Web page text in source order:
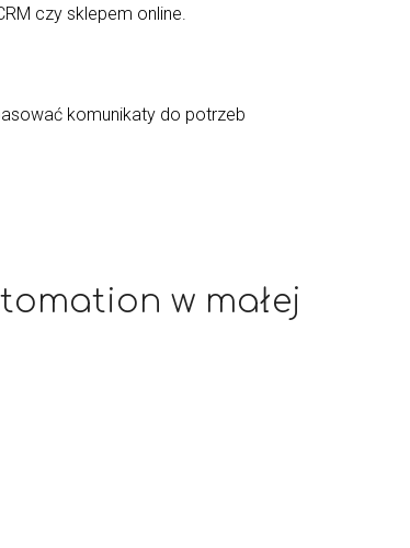
czy sklepem online.
komunikaty do potrzeb
w małej